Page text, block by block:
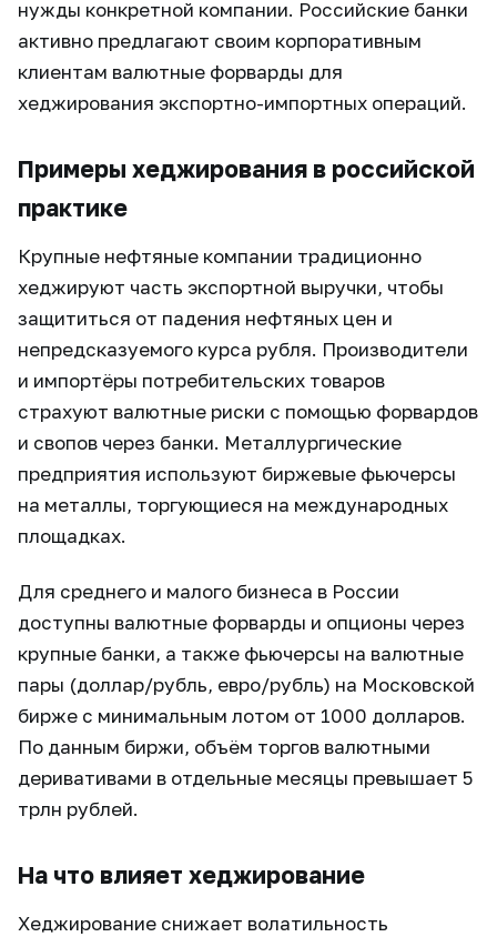
нужды конкретной компании. Российские банки
активно предлагают своим корпоративным
клиентам валютные форварды для
хеджирования экспортно-импортных операций.
Примеры хеджирования в российской
практике
Крупные нефтяные компании традиционно
хеджируют часть экспортной выручки, чтобы
защититься от падения нефтяных цен и
непредсказуемого курса рубля. Производители
и импортёры потребительских товаров
страхуют валютные риски с помощью форвардов
и свопов через банки. Металлургические
предприятия используют биржевые фьючерсы
на металлы, торгующиеся на международных
площадках.
Для среднего и малого бизнеса в России
доступны валютные форварды и опционы через
крупные банки, а также фьючерсы на валютные
пары (доллар/рубль, евро/рубль) на Московской
бирже с минимальным лотом от 1000 долларов.
По данным биржи, объём торгов валютными
деривативами в отдельные месяцы превышает 5
трлн рублей.
На что влияет хеджирование
Хеджирование снижает волатильность